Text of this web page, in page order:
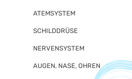
ATEMSYSTEM
SCHILDDRÜSE
NERVENSYSTEM
AUGEN, NASE, OHREN